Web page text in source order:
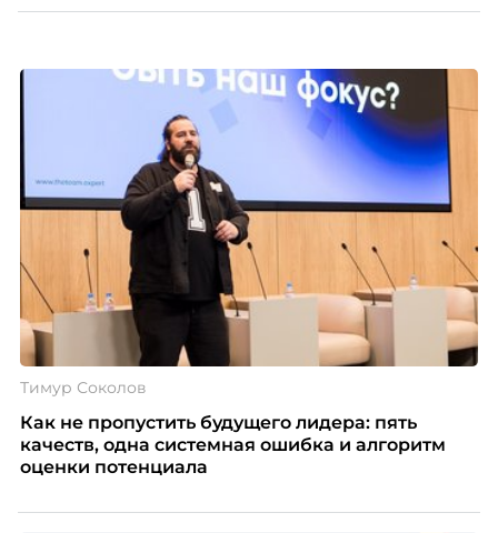
рассказывает, как выстроить адаптацию
распределенной команды без лишнего контроля и
бесконечных созвонов.
Тимур Соколов
Как не пропустить будущего лидера: пять
качеств, одна системная ошибка и алгоритм
оценки потенциала